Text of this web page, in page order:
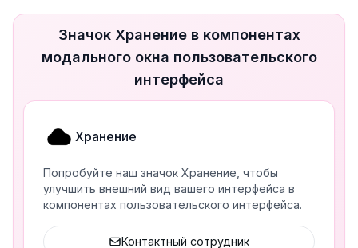
Значок Хранение в компонентах
модального окна пользовательского
интерфейса
Хранение
Попробуйте наш значок Хранение, чтобы
улучшить внешний вид вашего интерфейса в
компонентах пользовательского интерфейса.
Контактный сотрудник